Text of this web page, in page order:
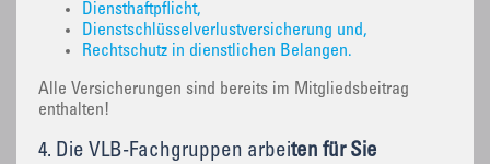
Diensthaftpflicht,
Dienstschlüsselverlustversicherung und,
Rechtschutz in dienstlichen Belangen.
Alle Versicherungen sind bereits im Mitgliedsbeitrag
enthalten!
4. Die VLB-Fachgruppen arbeiten für Sie